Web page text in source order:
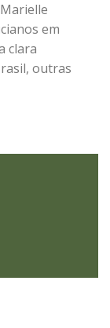
em
clara
outras